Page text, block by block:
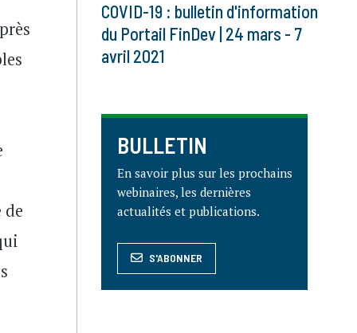
COVID-19 : bulletin d'information
du Portail FinDev | 24 mars - 7
avril 2021
BULLETIN
En savoir plus sur les prochains
webinaires, les dernières
actualités et publications.
S'ABONNER